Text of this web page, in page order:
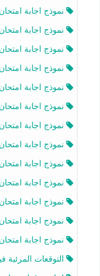
نموذج اجابة امتحان
نموذج اجابة امتحان
نموذج اجابة امتحان
نموذج اجابة امتحان لغة
نموذج اجابة امتحان
نموذج اجابة امتحان
نموذج اجابة امتحان المنهج
نموذج اجابة امتحان
نموذج اجابة امتحان
نموذج اجابة امتحان
نموذج اجابة امتحان
نموذج اجابة امتحان
نموذج اجابة امتحان
التوقعات المرئية فيزياء